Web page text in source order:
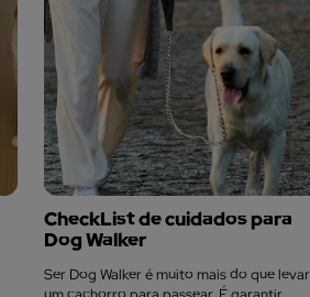
CheckList de cuidados para
Dog Walker
Ser Dog Walker é muito mais do que levar